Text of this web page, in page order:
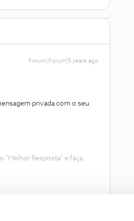
Forum|Forum|5 years ago
privada com o seu
"Melhor Resposta" e faça